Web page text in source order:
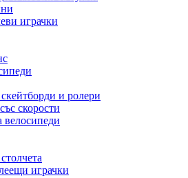
играчки
и ролери
скорости
велосипеди
играчки